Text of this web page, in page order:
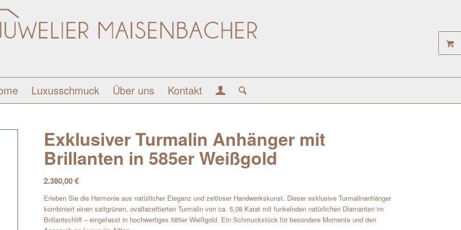
Luxusschmuck Über uns Kontakt
Exklusiver Turmalin Anhänger mit
Brillanten in 585er Weißgold
2.380,00€
Erleben Sie die Harmonie aus natürlicher Eleganz und zeitloser Handwerkskunst. Dieser exklusive Turmalinanhänger
kombiniert einen sattgrünen, ovalfacettierten Turmalin von ca. 5,08 Karat mit funkelnden natürlichen Diamanten im
Brillantschliff – eingefasst in hochwertiges 585er Weißgold. Ein Schmuckstück für besondere Momente und den